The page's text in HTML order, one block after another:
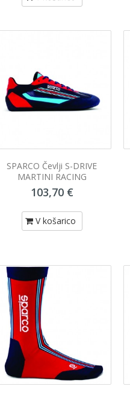
SPARCO Čevlji S-DRIVE
MARTINI RACING
103,70 €
V košarico